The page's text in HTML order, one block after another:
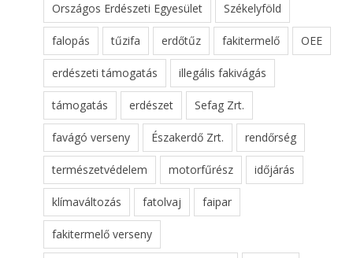
Országos Erdészeti Egyesület Székelyföld
falopás tűzifa erdőtűz fakitermelő OEE
erdészeti támogatás illegális fakivágás
támogatás erdészet Sefag Zrt.
favágó verseny Északerdő Zrt. rendőrség
természetvédelem motorfűrész időjárás
klímaváltozás fatolvaj faipar
fakitermelő verseny